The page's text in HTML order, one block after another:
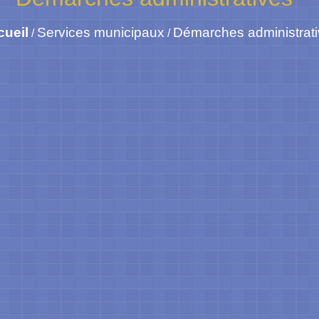
/ Services municipaux / Démarches